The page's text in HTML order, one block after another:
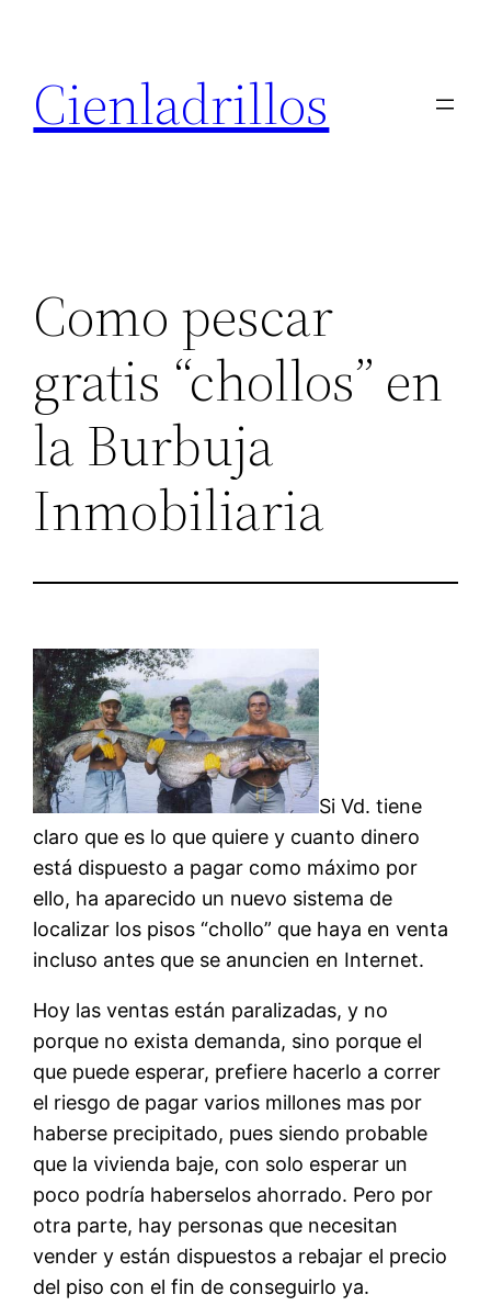
contenido
Cienladrillos
Como pescar
gratis “chollos” en
la Burbuja
Inmobiliaria
Si Vd. tiene
claro que es lo que quiere y cuanto dinero
está dispuesto a pagar como máximo por
ello, ha aparecido un nuevo sistema de
localizar los pisos “chollo” que haya en venta
incluso antes que se anuncien en Internet.
Hoy las ventas están paralizadas, y no
porque no exista demanda, sino porque el
que puede esperar, prefiere hacerlo a correr
el riesgo de pagar varios millones mas por
haberse precipitado, pues siendo probable
que la vivienda baje, con solo esperar un
poco podría haberselos ahorrado. Pero por
otra parte, hay personas que necesitan
vender y están dispuestos a rebajar el precio
del piso con el fin de conseguirlo ya.